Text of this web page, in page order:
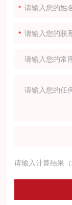
请输入计算结果